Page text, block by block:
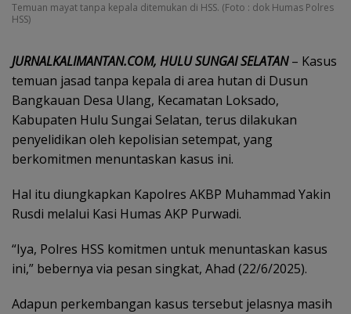
Temuan mayat tanpa kepala ditemukan di HSS. (Foto : dok Humas Polres
HSS)
JURNALKALIMANTAN.COM, HULU SUNGAI SELATAN– Kasus
temuan jasad tanpa kepala di area hutan di Dusun
Bangkauan Desa Ulang, Kecamatan Loksado,
Kabupaten Hulu Sungai Selatan, terus dilakukan
penyelidikan oleh kepolisian setempat, yang
berkomitmen menuntaskan kasus ini.
Hal itu diungkapkan Kapolres AKBP Muhammad Yakin
Rusdi melalui Kasi Humas AKP Purwadi.
“Iya, Polres HSS komitmen untuk menuntaskan kasus
ini,” bebernya via pesan singkat, Ahad (22/6/2025).
Adapun perkembangan kasus tersebut jelasnya masih